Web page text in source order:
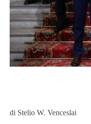
di Stelio W. Venceslai